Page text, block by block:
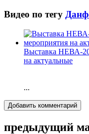
Видео по тегу
Выставка НЕВА-
на актуальные
...
Добавить комментарий
предыдущий